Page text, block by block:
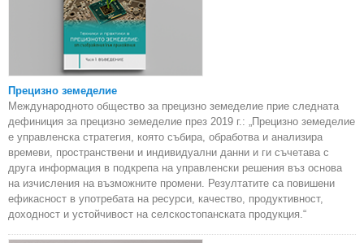
Прецизно земеделие
Международното общество за прецизно земеделие прие следната
дефиниция за прецизно земеделие през 2019 г.: „Прецизно земеделие
е управленска стратегия, която събира, обработва и анализира
времеви, пространствени и индивидуални данни и ги съчетава с
друга информация в подкрепа на управленски решения въз основа
на изчисления на възможните промени. Резултатите са повишени
ефикасност в употребата на ресурси, качество, продуктивност,
доходност и устойчивост на селскостопанската продукция.“